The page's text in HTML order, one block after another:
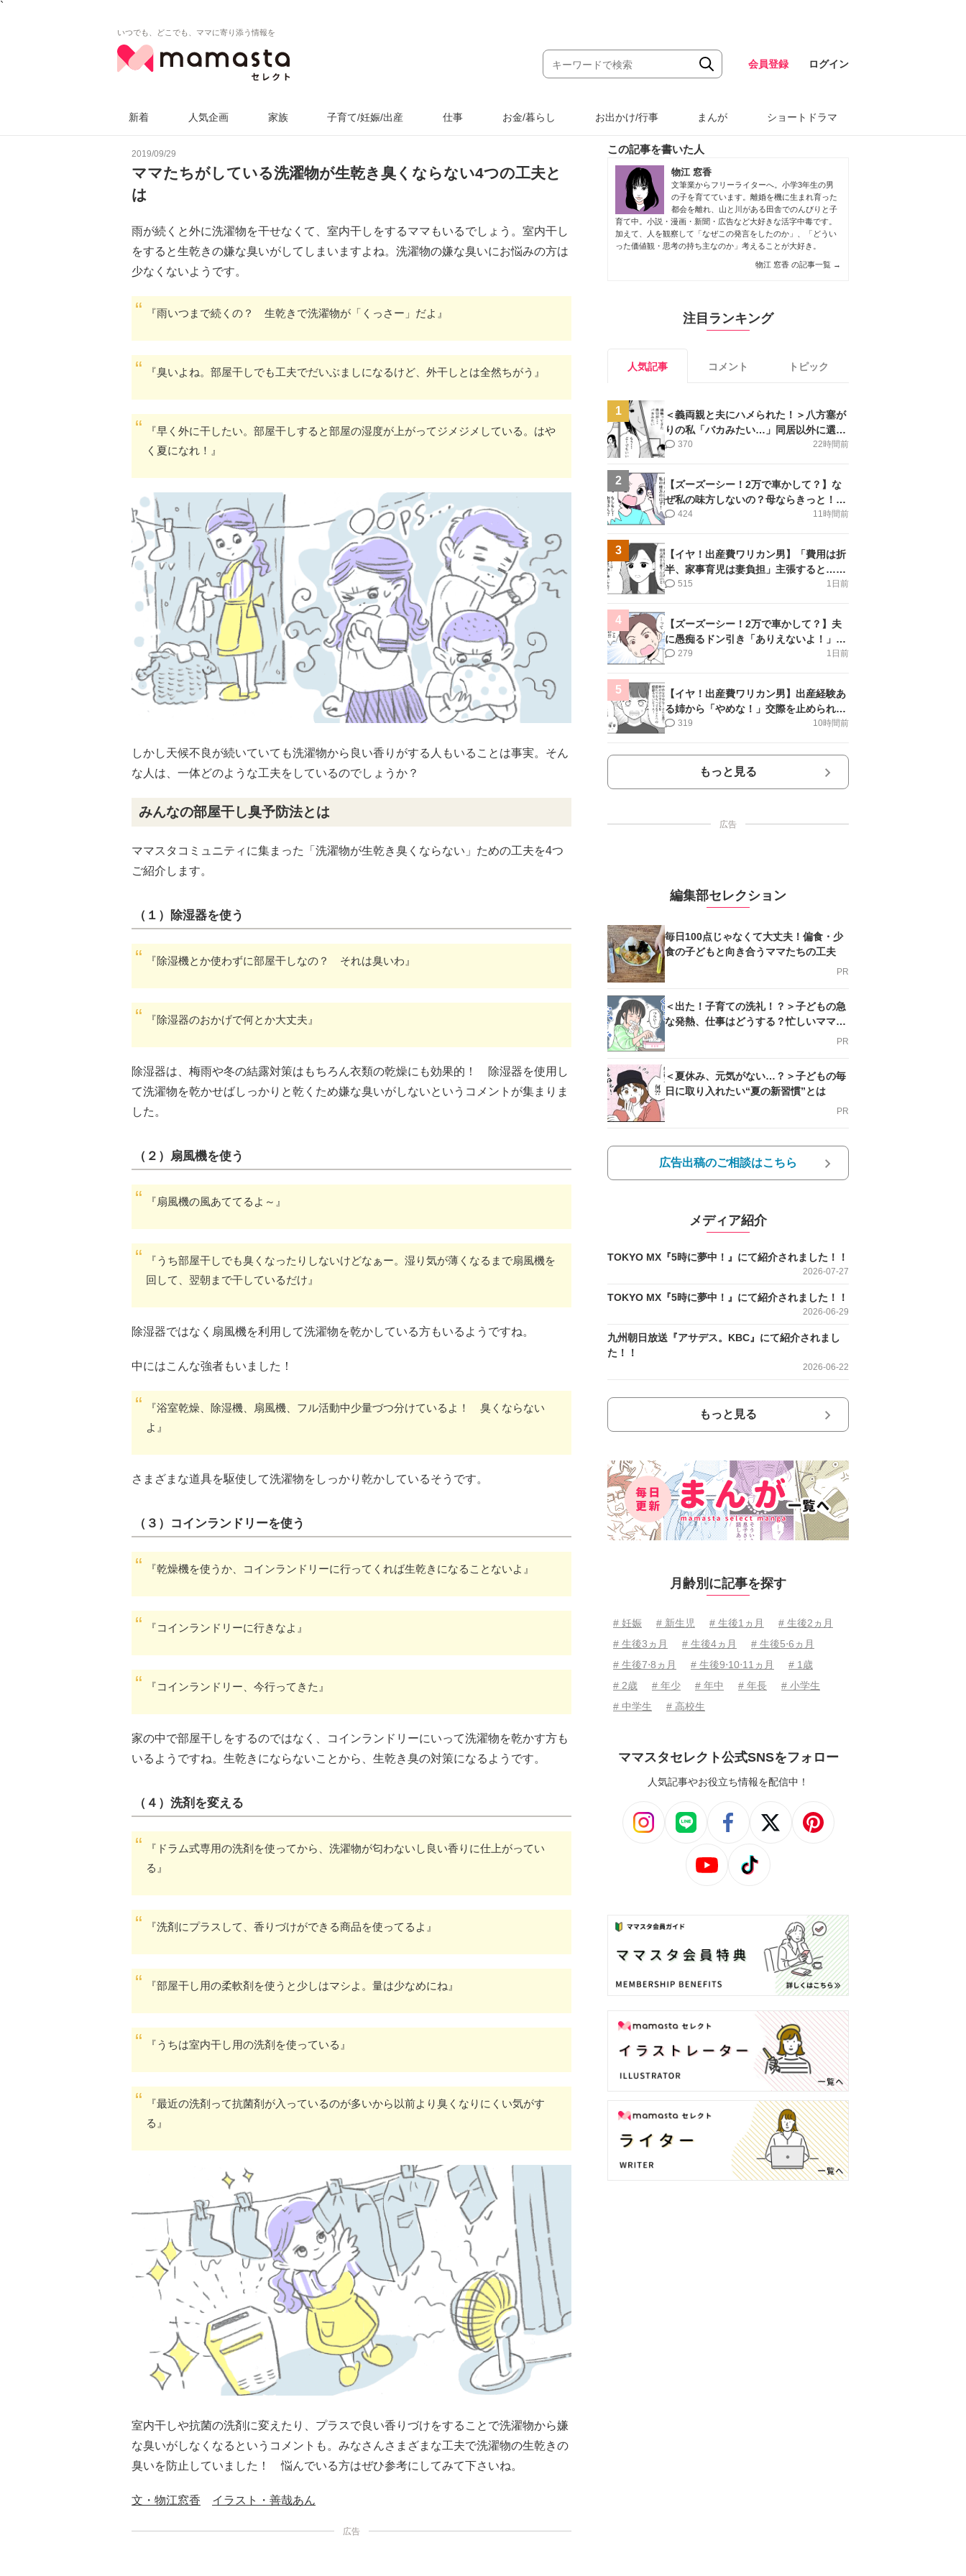
`
いつでも、どこでも、ママに寄り添う情報を
会員登録 ログイン
新着 人気企画 家族 子育て/妊娠/出産 仕事 お金/暮らし お出かけ/行事 まんが ショートドラマ
2019/09/29
ママたちがしている洗濯物が生乾き臭くならない4つの工夫と
は
雨が続くと外に洗濯物を干せなくて、室内干しをするママもいるでしょう。室内干し
をすると生乾きの嫌な臭いがしてしまいますよね。洗濯物の嫌な臭いにお悩みの方は
少なくないようです。
『雨いつまで続くの？ 生乾きで洗濯物が「くっさー」だよ』
『臭いよね。部屋干しでも工夫でだいぶましになるけど、外干しとは全然ちがう』
『早く外に干したい。部屋干しすると部屋の湿度が上がってジメジメしている。はや
く夏になれ！』
しかし天候不良が続いていても洗濯物から良い香りがする人もいることは事実。そん
な人は、一体どのような工夫をしているのでしょうか？
みんなの部屋干し臭予防法とは
ママスタコミュニティに集まった「洗濯物が生乾き臭くならない」ための工夫を4つ
ご紹介します。
（１）除湿器を使う
『除湿機とか使わずに部屋干しなの？ それは臭いわ』
『除湿器のおかげで何とか大丈夫』
除湿器は、梅雨や冬の結露対策はもちろん衣類の乾燥にも効果的！ 除湿器を使用し
て洗濯物を乾かせばしっかりと乾くため嫌な臭いがしないというコメントが集まりま
した。
（２）扇風機を使う
『扇風機の風あててるよ～』
『うち部屋干しでも臭くなったりしないけどなぁー。湿り気が薄くなるまで扇風機を
回して、翌朝まで干しているだけ』
除湿器ではなく扇風機を利用して洗濯物を乾かしている方もいるようですね。
中にはこんな強者もいました！
『浴室乾燥、除湿機、扇風機、フル活動中少量づつ分けているよ！ 臭くならない
よ』
さまざまな道具を駆使して洗濯物をしっかり乾かしているそうです。
（３）コインランドリーを使う
『乾燥機を使うか、コインランドリーに行ってくれば生乾きになることないよ』
『コインランドリーに行きなよ』
『コインランドリー、今行ってきた』
家の中で部屋干しをするのではなく、コインランドリーにいって洗濯物を乾かす方も
いるようですね。生乾きにならないことから、生乾き臭の対策になるようです。
（４）洗剤を変える
『ドラム式専用の洗剤を使ってから、洗濯物が匂わないし良い香りに仕上がってい
る』
『洗剤にプラスして、香りづけができる商品を使ってるよ』
『部屋干し用の柔軟剤を使うと少しはマシよ。量は少なめにね』
『うちは室内干し用の洗剤を使っている』
『最近の洗剤って抗菌剤が入っているのが多いから以前より臭くなりにくい気がす
る』
室内干しや抗菌の洗剤に変えたり、プラスで良い香りづけをすることで洗濯物から嫌
な臭いがしなくなるというコメントも。みなさんさまざまな工夫で洗濯物の生乾きの
臭いを防止していました！ 悩んでいる方はぜひ参考にしてみて下さいね。
文・物江窓香 イラスト・善哉あん
広告
この記事を書いた人
物江 窓香
文筆業からフリーライターへ。小学3年生の男
の子を育てています。離婚を機に生まれ育った
都会を離れ、山と川がある田舎でのんびりと子
育て中。小説・漫画・新聞・広告など大好きな活字中毒です。
加えて、人を観察して「なぜこの発言をしたのか」、「どうい
った価値観・思考の持ち主なのか」考えることが大好き。
物江 窓香 の記事一覧 →
注目ランキング
人気記事 コメント トピック
1
＜義両親と夫にハメられた！＞八方塞が
りの私「バカみたい…」同居以外に選択
肢がない【第5話まんが】
22時間前
370
2
【ズーズーシー！2万で車かして？】な
ぜ私の味方しないの？母ならきっと！＜
第17話＞#4コマ母道場
11時間前
424
3
【イヤ！出産費ワリカン男】「費用は折
半、家事育児は妻負担」主張すると…＜
第11話＞#4コマ母道場
1日前
515
4
【ズーズーシー！2万で車かして？】夫
に愚痴るドン引き「ありえないよ！」＜
第16話＞#4コマ母道場
1日前
279
5
【イヤ！出産費ワリカン男】出産経験あ
る姉から「やめな！」交際を止められ＜
第12話＞#4コマ母道場
10時間前
319
もっと見る
広告
編集部セレクション
毎日100点じゃなくて大丈夫！偏食・少
食の子どもと向き合うママたちの工夫
PR
＜出た！子育ての洗礼！？＞子どもの急
な発熱、仕事はどうする？忙しいママを
PR
＜夏休み、元気がない…？＞子どもの毎
日に取り入れたい“夏の新習慣”とは
PR
広告出稿のご相談はこちら
メディア紹介
TOKYO MX『5時に夢中！』にて紹介されました！！
2026-07-27
TOKYO MX『5時に夢中！』にて紹介されました！！
2026-06-29
九州朝日放送『アサデス。KBC』にて紹介されまし
た！！
2026-06-22
もっと見る
月齢別に記事を探す
# 妊娠 # 新生児 # 生後1ヵ月
# 生後2ヵ月
# 生後3ヵ月
# 生後4ヵ月
# 生後5⋅6ヵ月
# 生後7⋅8ヵ月
# 生後9⋅10⋅11ヵ月
# 1歳
# 2歳
# 年少 # 年中 # 年長
# 小学生
# 中学生
# 高校生
ママスタセレクト公式SNSをフォロー
人気記事やお役立ち情報を配信中！